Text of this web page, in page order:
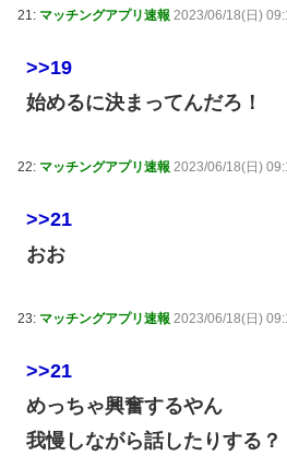
21: マッチングアプリ速報 2023/06/18(日)
>>19
始めるに決まってんだろ！
22: マッチングアプリ速報 2023/06/18(日)
>>21
おお
23: マッチングアプリ速報 2023/06/18(日)
>>21
めっちゃ興奮するやん
我慢しながら話したりする？